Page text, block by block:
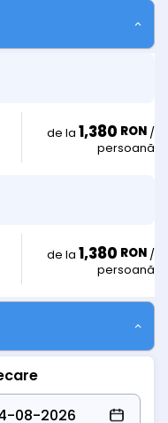
cu vârsta de 55+ și
de la 1,380 RON /
persoană
de la 1,380 RON /
persoană